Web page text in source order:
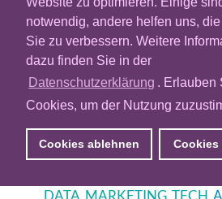
notwendig, andere helfen uns,
Sie zu verbessern. Weitere
dazu finden Sie in der
Datenschutzerklärung . Erlauben
Cookies, um der Nutzung
Cookies ablehnen Cookies
adality - CRM Activation &
Gütersloh (DE)
Das deutsche Adtech-
datengestütztes Marketing
Fokus auf die Verbindung von
Privacy-First-Targeting, CRM
cookieloses Geotargeting.
DATA MARKETING TECH